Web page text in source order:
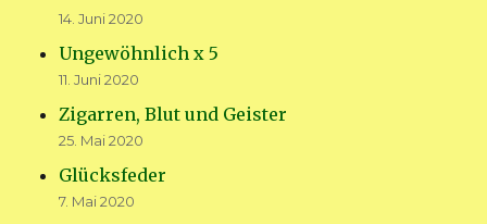
14. Juni 2020
Ungewöhnlich x 5
11. Juni 2020
Zigarren, Blut und Geister
25. Mai 2020
Glücksfeder
7. Mai 2020